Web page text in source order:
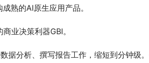
熟的AI原生应用产品。
业决策利器GBI。
据分析、撰写报告工作，缩短到分钟级